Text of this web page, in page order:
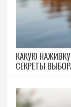
КАКУЮ
СЕКРЕТЫ